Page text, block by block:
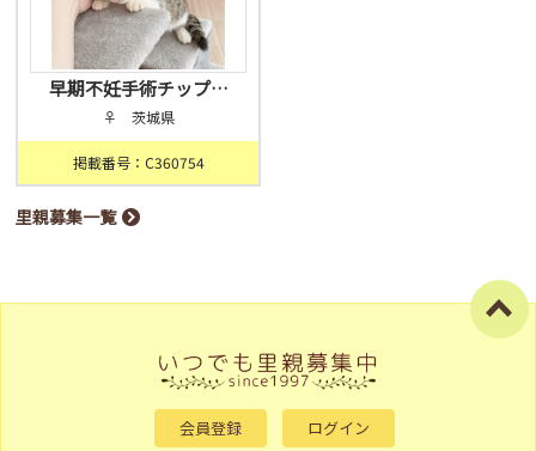
早期不妊手術チップ…
♀ 茨城県
掲載番号：C360754
里親募集一覧
会員登録 ログイン